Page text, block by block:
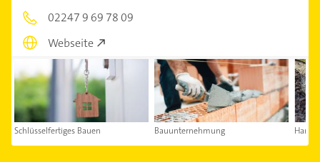
02247 9 69 78 09
Webseite
Schlüsselfertiges Bauen Bauunternehmung